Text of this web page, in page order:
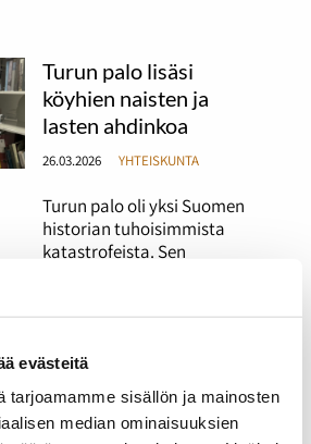
evästeitä
tarjoamamme sisällön ja mainosten
median ominaisuuksien
Turun palo lisäsi
köyhien naisten ja
lasten ahdinkoa
26.03.2026 YHTEISKUNTA
Turun palo oli yksi Suomen
historian tuhoisimmista
katastrofeista. Sen
rakennuksiin ja
köyhien naisten ja lasten
asema heikkeni entisestään.